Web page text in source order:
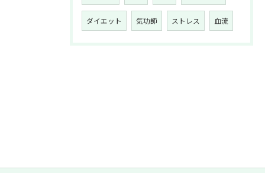
ダイエット 気功師 ストレス 血流